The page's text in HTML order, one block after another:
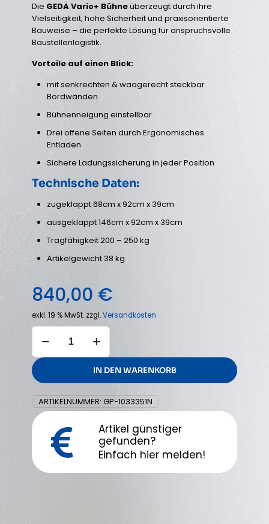
Die GEDA Vario+ Bühneüberzeugt durch ihre
Vielseitigkeit, hohe Sicherheit und praxisorientierte
Bauweise – die perfekte Lösung für anspruchsvolle
Baustellenlogistik.
Vorteile auf einen Blick:
mit senkrechten & waagerecht steckbar
Bordwänden
Bühnenneigung einstellbar
Drei offene Seiten durch Ergonomisches
Entladen
Sichere Ladungssicherung in jeder Position
Technische Daten:
zugeklappt 68cm x 92cm x 39cm
ausgeklappt 146cm x 92cm x 39cm
Tragfähigkeit 200 – 250 kg
Artikelgewicht 38 kg
840,00 €
exkl. 19 % MwSt. zzgl.Versandkosten
GEDA
Vario+
Bühne
-
4
klappbar
Menge
IN DEN WARENKORB
ARTIKELNUMMER: GP-1033351N
Artikel günstiger
gefunden?
Einfach hier melden!